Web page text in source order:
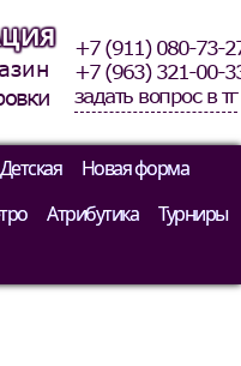
+7 (911) 080-73-
+7 (963) 321-00-
задать вопрос в тг
Детская
Новая форма
Атрибутика
Турниры